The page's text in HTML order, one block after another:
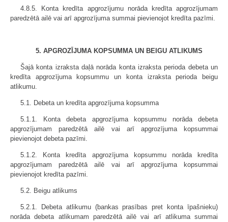
4.8.5. Konta kredīta apgrozījumu norāda kredīta apgrozījumam
paredzētā ailē vai arī apgrozījuma summai pievienojot kredīta pazīmi.
5. APGROZĪJUMA KOPSUMMA UN BEIGU ATLIKUMS
Šajā konta izraksta daļā norāda konta izraksta perioda debeta un
kredīta apgrozījuma kopsummu un konta izraksta perioda beigu
atlikumu.
5.1. Debeta un kredīta apgrozījuma kopsumma
5.1.1. Konta debeta apgrozījuma kopsummu norāda debeta
apgrozījumam paredzētā ailē vai arī apgrozījuma kopsummai
pievienojot debeta pazīmi.
5.1.2. Konta kredīta apgrozījuma kopsummu norāda kredīta
apgrozījumam paredzētā ailē vai arī apgrozījuma kopsummai
pievienojot kredīta pazīmi.
5.2. Beigu atlikums
5.2.1. Debeta atlikumu (bankas prasības pret konta īpašnieku)
norāda debeta atlikumam paredzētā ailē vai arī atlikuma summai